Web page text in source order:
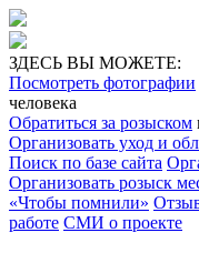
ЗДЕСЬ ВЫ МОЖЕТЕ:
Посмотреть фотографии
человека
Обратиться за розыском
Организовать уход и
Поиск по базе сайта
Организовать розыск
«Чтобы помнили»
работе СМИ о проекте